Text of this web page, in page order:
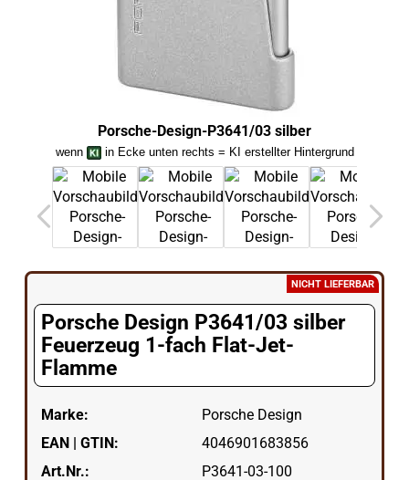
Porsche-Design-P3641/03 silber
wenn in Ecke unten rechts = KI erstellter Hintergrund
NICHT LIEFERBAR
Porsche Design P3641/03 silber
Feuerzeug 1-fach Flat-Jet-
Flamme
Marke:
Porsche Design
EAN | GTIN:
4046901683856
Art.Nr.:
P3641-03-100